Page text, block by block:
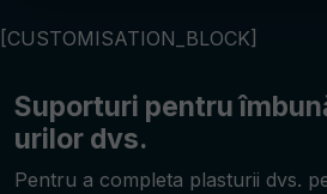
[CUSTOMISATION_BLOCK]
Suporturi pentru
urilor dvs.
Pentru a completa plasturii dvs.